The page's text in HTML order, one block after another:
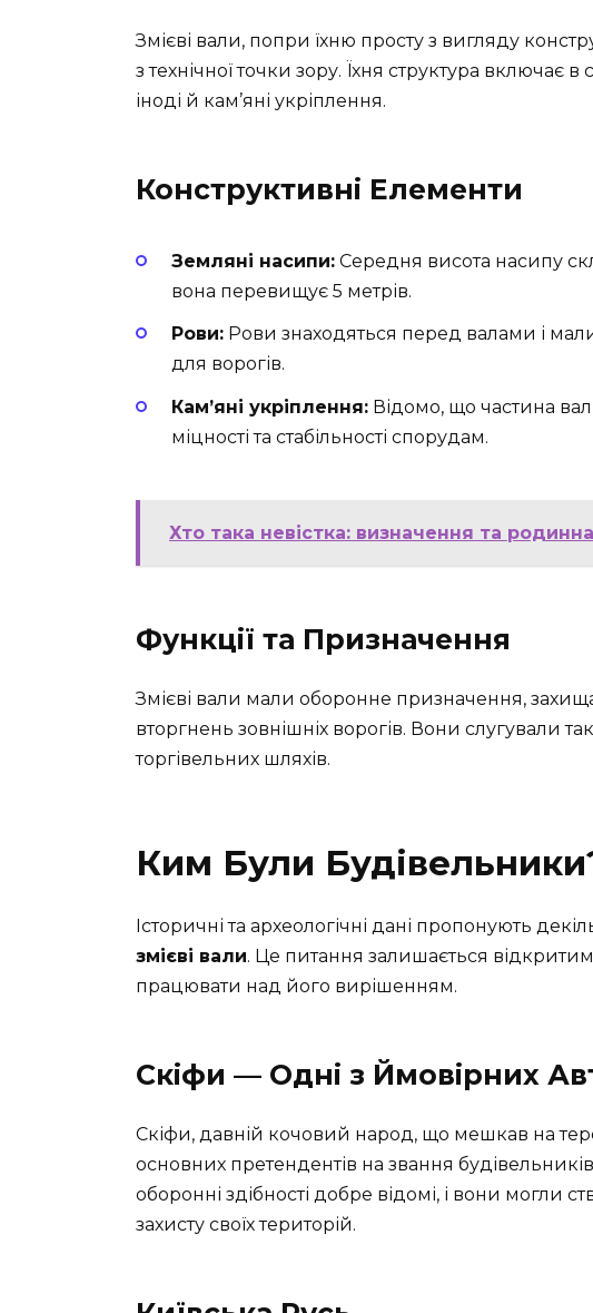
Змієві вали, попри їхню просту з вигляду
з технічної точки зору. Їхня структура включає
іноді й кам’яні укріплення.
Конструктивні Елементи
Земляні насипи: Середня висота насипу
вона перевищує 5 метрів.
Рови: Рови знаходяться перед валами і
для ворогів.
Кам’яні укріплення: Відомо, що частина
міцності та стабільності спорудам.
Хто така невістка: визначення та
Функції та Призначення
Змієві вали мали оборонне призначення,
вторгнень зовнішніх ворогів. Вони слугували
торгівельних шляхів.
Ким Були
Історичні та археологічні дані пропонують
змієві вали. Це питання залишається
працювати над його вирішенням.
Скіфи — Одні з Ймовірних
Скіфи, давній кочовий народ, що мешкав на
основних претендентів на звання будівельників
оборонні здібності добре відомі, і вони могли
захисту своїх територій.